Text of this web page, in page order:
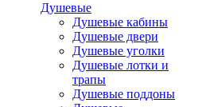
Душевые
Душевые кабины
Душевые двери
Душевые уголки
Душевые лотки и
трапы
Душевые поддоны